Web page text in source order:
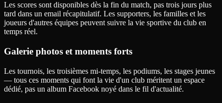
Les scores sont disponibles dès la fin du match, pas trois jours plus
tard dans un email récapitulatif. Les supporters, les familles et les
joueurs d'autres équipes peuvent suivre la vie sportive du club en
temps réel.
Galerie photos et moments forts
Les tournois, les troisièmes mi-temps, les podiums, les stages jeunes
— tous ces moments qui font la vie d'un club méritent un espace
dédié, pas un album Facebook noyé dans le fil d'actualité.